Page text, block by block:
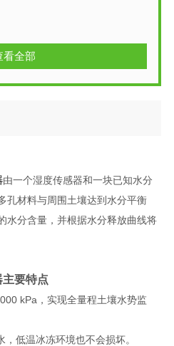
看全部
由一个湿度传感器和一块已知水分
孔材料与周围土壤达到水分平衡
水分含量，并根据水分释放曲线将
要特点
kPa，实现全量程土壤水势监
，低温冰冻环境也不会损坏。